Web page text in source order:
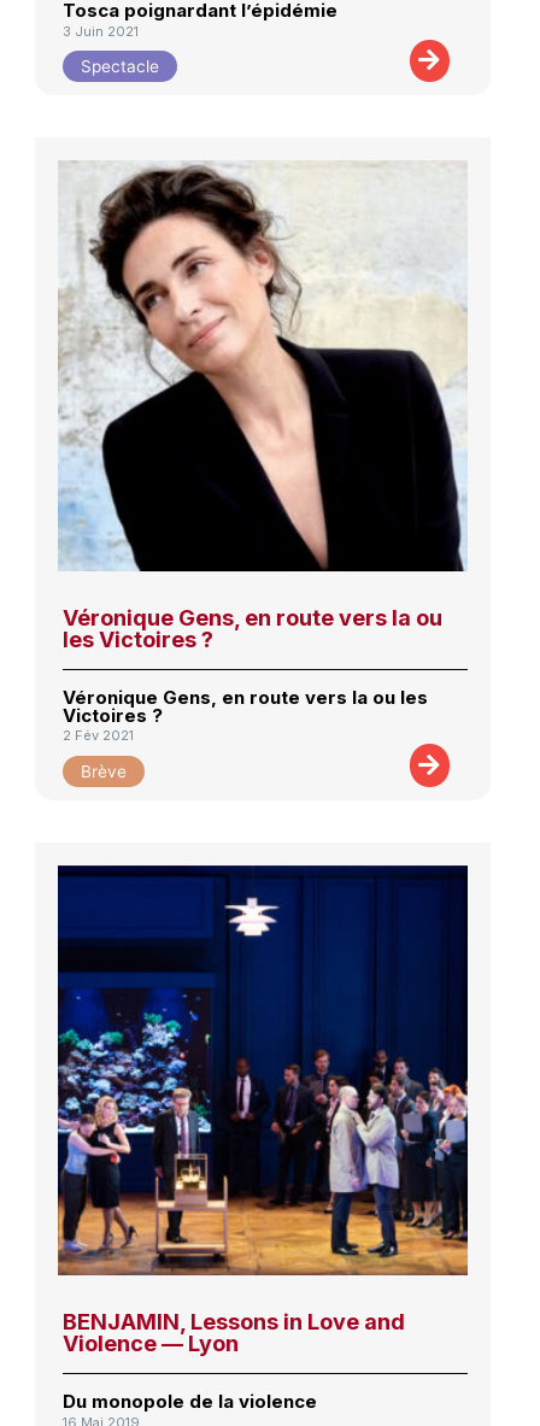
Tosca poignardant l’épidémie
3 Juin 2021
Spectacle
Véronique Gens, en route vers la ou
les Victoires ?
Véronique Gens, en route vers la ou les
Victoires ?
2 Fév 2021
Brève
BENJAMIN, Lessons in Love and
Violence — Lyon
Du monopole de la violence
16 Mai 2019